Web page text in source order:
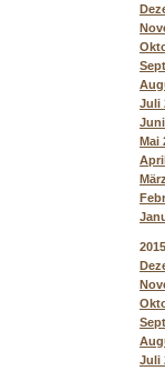
Juli
Mai
2015
Juli